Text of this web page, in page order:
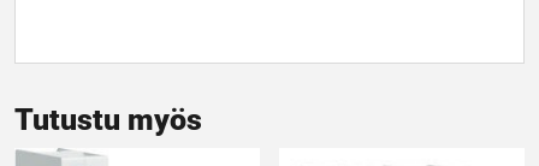
Tutustu myös